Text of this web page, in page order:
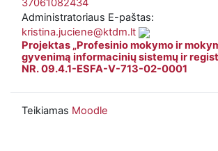
37061082434
Administratoriaus E-paštas:
kristina.juciene@ktdm.lt
Projektas „Profesinio mokymo ir
gyvenimą informacinių sistemų ir
NR. 09.4.1-ESFA-V-713-02-0001
Teikiamas Moodle